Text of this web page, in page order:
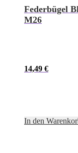
Federbügel
M26
14,49 €
In den